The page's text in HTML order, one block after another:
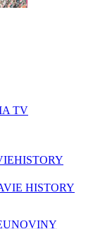
TV
HISTORY
HISTORY